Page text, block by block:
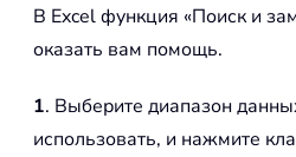
В Excel функция «Поиск и
оказать вам помощь.
1. Выберите диапазон
использовать, и нажмите